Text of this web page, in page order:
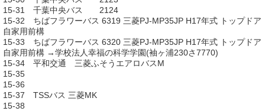
15-31 千葉中央バス 2124
15-32 ちばフラワーバス 6319 三菱PJ-MP35JP H17年式 トップドア
自家用前構
15-33 ちばフラワーバス 6320 三菱PJ-MP35JP H17年式 トップドア
自家用前構 →学校法人幸福の科学学園(袖ヶ浦230さ7770)
15-34 平和交通 三菱ふそうエアロバスM
15-35
15-36
15-37 TSSバス 三菱MK
15-38